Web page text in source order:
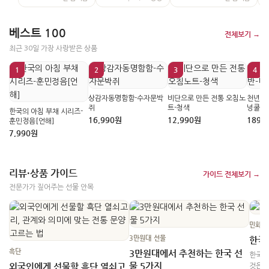
베스트 100
최근 30일 가장 사랑받은 상품
전체보기 →
1
한국의 아침 부채 시리즈-
훈민정음[언해]
7,990원
2
상감자동명함함-수자문박
쥐
16,990원
3
비단으로 만든 전통 오침노
트-청색
12,990원
4
천년시
넝쿨
리뷰·상품 가이드
전문가가 짚어주는 선물 안목
가이드 전체보기 →
흑단
외국인에게 선물할 흑단 열쇠고
3만원대 선물
3만원대에서 추천하는 한국 선
물 5가지
민화
한국
한국
것은